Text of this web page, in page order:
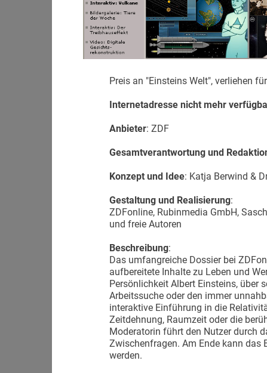
Preis an "Einsteins Welt", verliehen
Internetadresse nicht mehr
Anbieter: ZDF
Gesamtverantwortung und
Konzept und Idee: Katja Berwind &
Gestaltung und Realisierung:
ZDFonline, Rubinmedia GmbH,
und freie Autoren
Beschreibung:
Das umfangreiche Dossier bei
aufbereitete Inhalte zu Leben und
Persönlichkeit Albert Einsteins, über
Arbeitssuche oder den immer
interaktive Einführung in die
Zeitdehnung, Raumzeit oder die
Moderatorin führt den Nutzer durch
Zwischenfragen. Am Ende kann das
werden.